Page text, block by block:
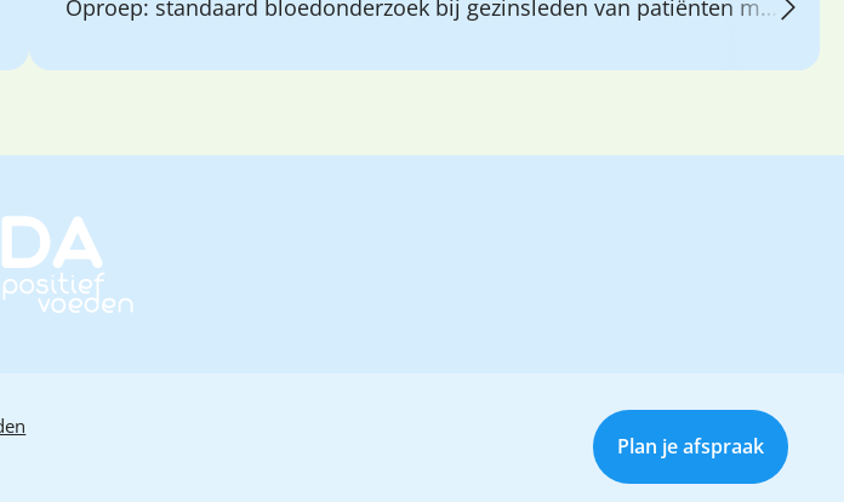
Oproep: standaard bloedonderzoek bij gezinsleden van patiënten met Coeliakie.
Plan je afspraak